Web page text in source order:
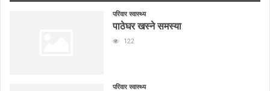
परिवार स्वास्थ्य
पाठेघर खस्ने समस्या
122
परिवार स्वास्थ्य